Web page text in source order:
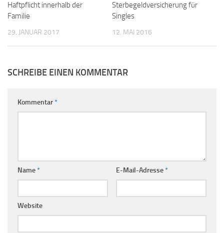
Haftpflicht innerhalb der
Familie
29. JANUAR 2017
Sterbegeldversicherung für
Singles
12. MAI 2016
SCHREIBE EINEN KOMMENTAR
Kommentar*
Name* E-Mail-Adresse*
Website